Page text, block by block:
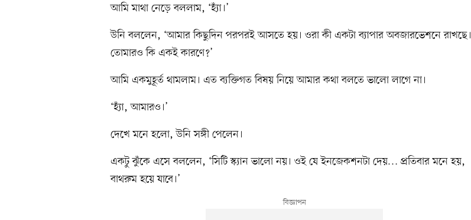
আমি মাথা নেড়ে বললাম, ‘হ্যাঁ।’
উনি বললেন, ‘আমার কিছুদিন পরপরই আসতে হয়। ওরা কী একটা ব্যাপার অবজারভেশনে রাখছে।
তোমারও কি একই কারণে?’
আমি একমুহূর্ত থামলাম। এত ব্যক্তিগত বিষয় নিয়ে আমার কথা বলতে ভালো লাগে না।
‘হ্যাঁ, আমারও।’
দেখে মনে হলো, উনি সঙ্গী পেলেন।
একটু ঝুঁকে এসে বললেন, ‘সিটি স্ক্যান ভালো নয়। ওই যে ইনজেকশনটা দেয়… প্রতিবার মনে হয়,
বাথরুম হয়ে যাবে।’